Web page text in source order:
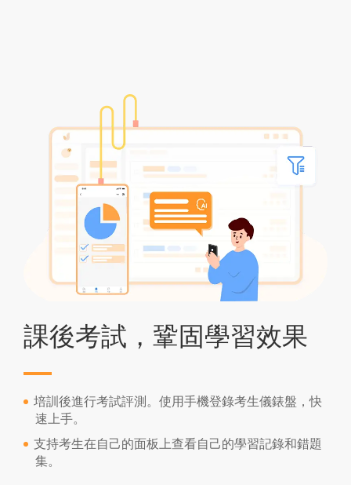
課後考試，鞏固學習效果
培訓後進行考試評測。使用手機登錄考生儀錶盤，快
速上手。
支持考生在自己的面板上查看自己的學習記錄和錯題
集。